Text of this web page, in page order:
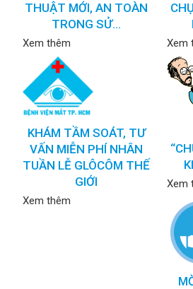
THUẬT MỚI, AN TOÀN
TRONG SỬ...
Xem thêm Xem
KHÁM TẦM SOÁT, TƯ
VẤN MIỄN PHÍ NHÂN
TUẦN LỄ GLÔCÔM THẾ
GIỚI
Xem thêm
Xem